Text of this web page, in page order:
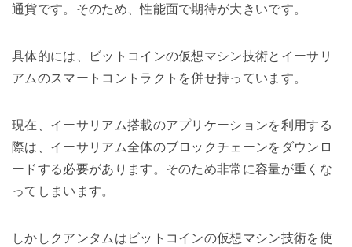
通貨です。そのため、性能面で期待が大きいです。
具体的には、ビットコインの仮想マシン技術とイーサリ
アムのスマートコントラクトを併せ持っています。
現在、イーサリアム搭載のアプリケーションを利用する
際は、イーサリアム全体のブロックチェーンをダウンロ
ードする必要があります。そのため非常に容量が重くな
ってしまいます。
しかしクアンタムはビットコインの仮想マシン技術を使